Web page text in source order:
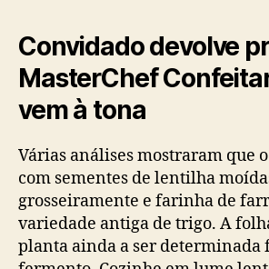
Convidado devolve
MasterChef
vem à tona
Várias análises mostraram que
com sementes de lentilha
grosseiramente e farinha de
variedade antiga de trigo. A
planta ainda a ser determinada